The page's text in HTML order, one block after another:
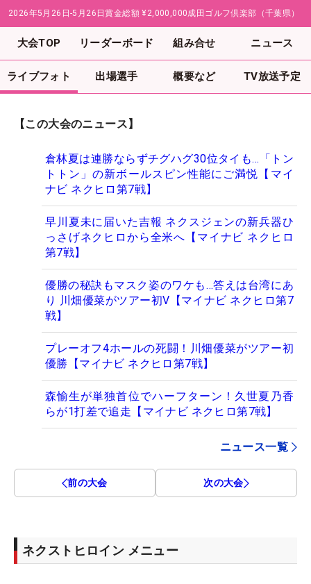
2026年5月26日-5月26日賞金総額 ¥2,000,000成田ゴルフ倶楽部（千葉県）
大会TOP リーダーボード 組み合せ ニュース
ライブフォト 出場選手 概要など TV放送予定
【この大会のニュース】
倉林夏は連勝ならずチグハグ30位タイも…「トン
トトン」の新ボールスピン性能にご満悦【マイ
ナビ ネクヒロ第7戦】
早川夏未に届いた吉報 ネクスジェンの新兵器ひ
っさげネクヒロから全米へ【マイナビ ネクヒロ
第7戦】
優勝の秘訣もマスク姿のワケも…答えは台湾にあ
り 川畑優菜がツアー初V【マイナビ ネクヒロ第7
戦】
プレーオフ4ホールの死闘！川畑優菜がツアー初
優勝【マイナビ ネクヒロ第7戦】
森愉生が単独首位でハーフターン！久世夏乃香
らが1打差で追走【マイナビ ネクヒロ第7戦】
ニュース一覧
前の大会 次の大会
ネクストヒロイン メニュー